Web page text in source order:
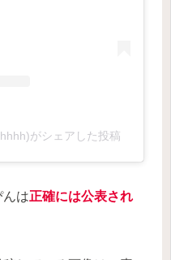
がシェアした投稿
んは正確には公表され